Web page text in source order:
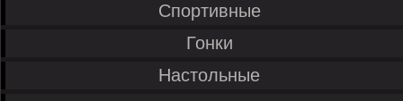
Спортивные
Гонки
Настольные